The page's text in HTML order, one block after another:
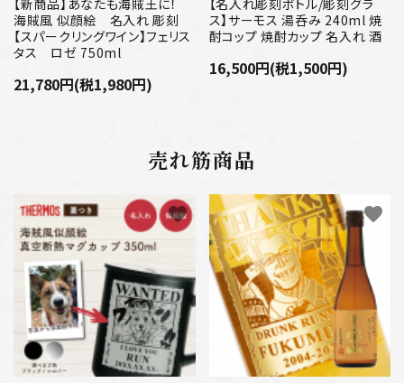
【新商品】あなたも海賊王に！
海賊風 似顔絵 名入れ 彫刻
【スパークリングワイン】フェリス
タス ロゼ 750ml
21,780円(税1,980円)
【名入れ彫刻ボトル/彫刻グラ
ス】サーモス 湯呑み 240ml 焼
酎コップ 焼酎カップ 名入れ 酒
16,500円(税1,500円)
売れ筋商品
favorite favorite